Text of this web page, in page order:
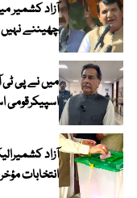
آزاد کشمیر
چھیننے نہیں
میں نے پی
اسپیکرقومی
آزاد
انتخابات مؤخر